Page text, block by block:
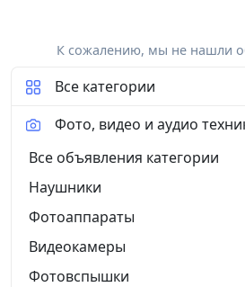
К сожалению, мы не нашли
Все категории
Фото, видео и аудио
Все объявления категории
Наушники
Фотоаппараты
Видеокамеры
Фотовспышки